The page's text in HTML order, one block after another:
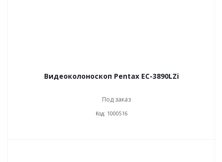
Видеоколоноскоп Pentax EC-3890LZi
Под заказ
Код: 1000516